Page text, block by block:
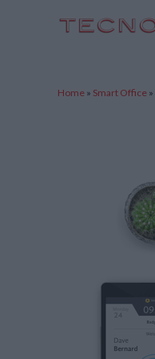
Home » Smart Office »